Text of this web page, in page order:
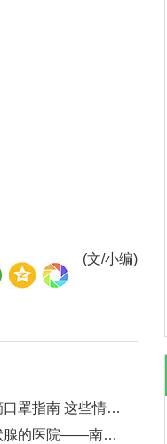
(文/小编)
多地出台摘口罩指南 这些情形可
专业治甲状腺的医院——南京新协